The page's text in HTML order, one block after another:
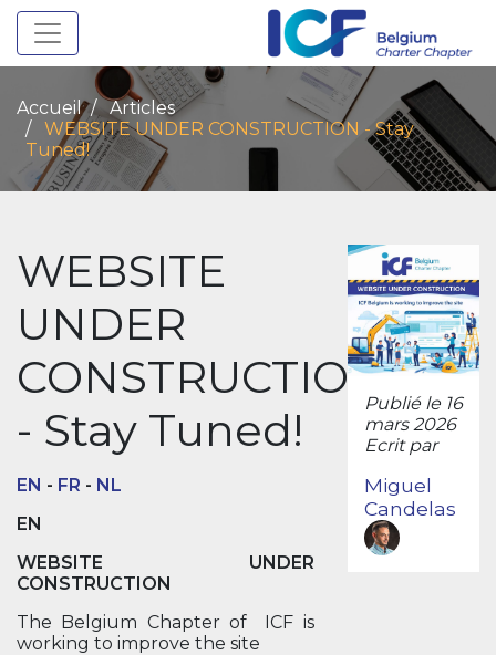
Toggle navigation
Accueil
Articles
WEBSITE UNDER CONSTRUCTION - Stay
Tuned!
WEBSITE
UNDER
CONSTRUCTION
- Stay Tuned!
EN - FR - NL
EN
WEBSITE UNDER
CONSTRUCTION
The Belgium Chapter of ICF is
working to improve the site
Publié le 16
mars 2026
Ecrit par
Miguel
Candelas